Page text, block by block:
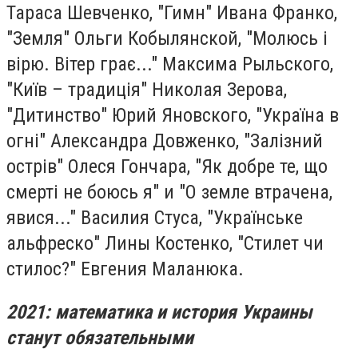
Тараса Шевченко, "Гимн" Ивана Франко,
"Земля" Ольги Кобылянской, "Молюсь і
вірю. Вітер грає..." Максима Рыльского,
"Київ – традиція" Николая Зерова,
"Дитинство" Юрий Яновского, "Україна в
огні" Александра Довженко, "Залізний
острів" Олеся Гончара, "Як добре те, що
смерті не боюсь я" и "О земле втрачена,
явися..." Василия Стуса, "Українське
альфреско" Лины Костенко, "Стилет чи
стилос?" Евгения Маланюка.
2021: математика и история Украины
станут обязательными